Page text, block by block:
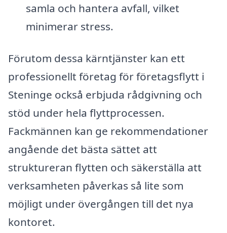
samla och hantera avfall, vilket
minimerar stress.
Förutom dessa kärntjänster kan ett
professionellt företag för företagsflytt i
Steninge också erbjuda rådgivning och
stöd under hela flyttprocessen.
Fackmännen kan ge rekommendationer
angående det bästa sättet att
struktureran flytten och säkerställa att
verksamheten påverkas så lite som
möjligt under övergången till det nya
kontoret.